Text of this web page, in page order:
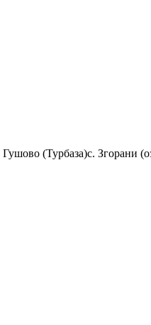
Гушово (Турбаза)с. Згорани